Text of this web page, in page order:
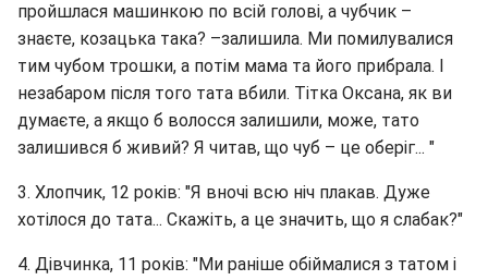
пройшлася машинкою по всій голові, а чубчик –
знаєте, козацька така? –залишила. Ми помилувалися
тим чубом трошки, а потім мама та його прибрала. І
незабаром після того тата вбили. Тітка Оксана, як ви
думаєте, а якщо б волосся залишили, може, тато
залишився б живий? Я читав, що чуб – це оберіг... "
3. Хлопчик, 12 років: "Я вночі всю ніч плакав. Дуже
хотілося до тата... Скажіть, а це значить, що я слабак?"
4. Дівчинка, 11 років: "Ми раніше обіймалися з татом і